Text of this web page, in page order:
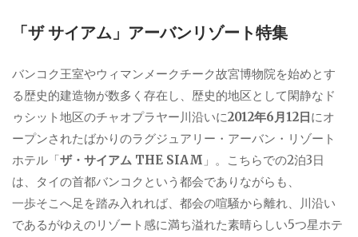
「ザ サイアム」アーバンリゾート特集
バンコク王室やウィマンメークチーク故宮博物院を始めとす
る歴史的建造物が数多く存在し、歴史的地区として閑静なド
ゥシット地区のチャオプラヤー川沿いに2012年6月12日にオ
ープンされたばかりのラグジュアリー・アーバン・リゾート
ホテル「ザ・サイアム THE SIAM 」。こちらでの2泊3日
は、タイの首都バンコクという都会でありながらも、
一歩そこへ足を踏み入れれば、都会の喧騒から離れ、川沿い
であるがゆえのリゾート感に満ち溢れた素晴らしい5つ星ホテ